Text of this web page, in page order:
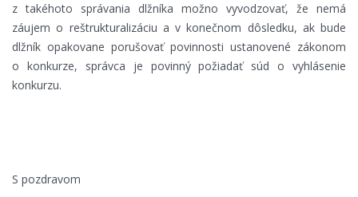
z takéhoto správania dlžníka možno vyvodzovať, že nemá
záujem o reštrukturalizáciu a v konečnom dôsledku, ak bude
dlžník opakovane porušovať povinnosti ustanovené zákonom
o konkurze, správca je povinný požiadať súd o vyhlásenie
konkurzu.
S pozdravom